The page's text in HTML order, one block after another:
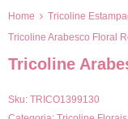
Home Tricoline
Tricoline Arabesco Floral
Tricoline
Sku: TRICO1399130